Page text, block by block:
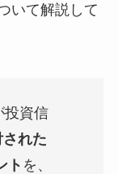
いて解説して
投資信
された
ト を、